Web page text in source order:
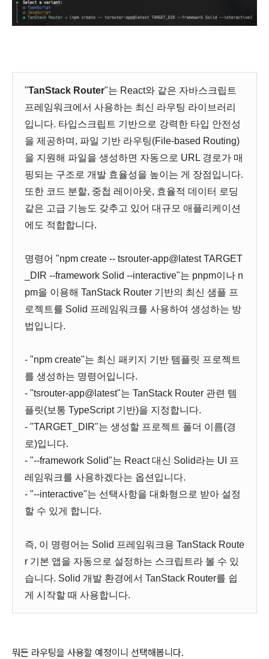
"TanStack Router"는 React와 같은 자바스크립트
프레임워크에서 사용하는 최신 라우팅 라이브러리
입니다. 타입스크립트 기반으로 강력한 타입 안전성
을 제공하며, 파일 기반 라우팅(File-based Routing)
을 지원해 파일을 생성하면 자동으로 URL 경로가 매
핑되는 구조로 개발 효율성을 높이는 게 장점입니다.
또한 코드 분할, 중첩 레이아웃, 효율적 데이터 로딩
같은 고급 기능도 갖추고 있어 대규모 애플리케이션
에도 적합합니다.
명령어 "npm create -- tsrouter-app@latest TARGET
_DIR --framework Solid --interactive"는 pnpm이나 n
pm을 이용해 TanStack Router 기반의 최신 샘플 프
로젝트를 Solid 프레임워크를 사용하여 생성하는 방
법입니다.
- "npm create"는 최신 패키지 기반 템플릿 프로젝트
를 생성하는 명령어입니다.
- "tsrouter-app@latest"는 TanStack Router 관련 템
플릿(보통 TypeScript 기반)을 지정합니다.
- "TARGET_DIR"는 생성할 프로젝트 폴더 이름(경
로)입니다.
- "--framework Solid"는 React 대신 Solid라는 UI 프
레임워크를 사용하겠다는 옵션입니다.
- "--interactive"는 선택사항을 대화형으로 받아 설정
할 수 있게 합니다.
즉, 이 명령어는 Solid 프레임워크용 TanStack Route
r 기본 앱을 자동으로 설정하는 스크립트라 볼 수 있
습니다. Solid 개발 환경에서 TanStack Router를 쉽
게 시작할 때 사용합니다.
뭐든 라우팅을 사용할 예정이니 선택해봅니다.